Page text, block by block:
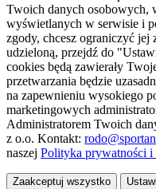
Twoich danych osobowych,
wyświetlanych w serwisie i
zgody, chcesz ograniczyć
udzieloną, przejdź do
cookies będą zawierały
przetwarzania będzie
na zapewnieniu wysokiego
marketingowych
Administratorem Twoich
z o.o. Kontakt:
naszej Polityka prywatności i
Zaakceptuj wszystko